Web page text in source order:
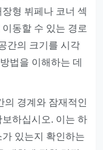
형 뷔페나 코너 섹
동할 수 있는 경로
간의 크기를 시각
법을 이해하는 데
경계와 잠재적인
하십시오. 이는 하
있는지 확인하는